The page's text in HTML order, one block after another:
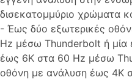
δισεκατομμύριο χρώματα
- Έως δύο εξωτερικές
Hz μέσω Thunderbolt ή μία
έως 6K στα 60 Hz μέσω
οθόνη με ανάλυση έως 4K